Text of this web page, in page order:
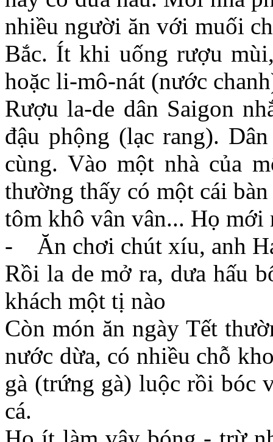
nhiều người ăn với muối
Bắc. Ít khi uống rượu
hoặc li-mô-nát (nước
Rượu la-de dân Saigon
đậu phộng (lạc rang).
cùng. Vào một nhà của
thường thấy có một cái
tôm khô vân vân... Họ mới
- Ăn chơi chút xíu, anh
Rồi la de mở ra, dưa hấu
khách một tị nào
Còn món ăn ngày Tết
nước dừa, có nhiều chỗ
gà (trứng gà) luộc rồi bóc
cá.